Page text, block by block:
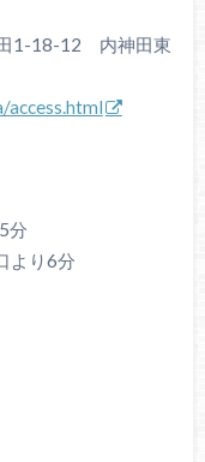
1-18-12 内神田東
分
より6分